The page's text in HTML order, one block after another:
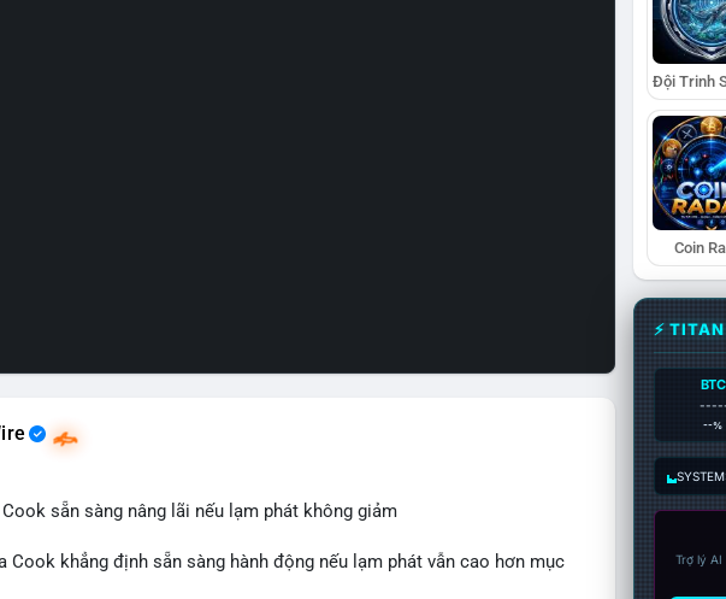
sẵn sàng nâng lãi nếu lạm phát không giảm
Cook khẳng định sẵn sàng hành động nếu lạm phát vẫn cao hơn mục
Coin
⚡
BTC
--%
Trợ lý